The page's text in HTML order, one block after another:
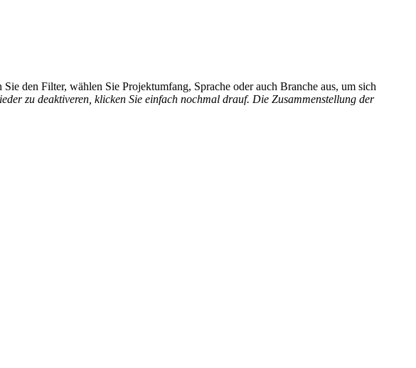
den Filter, wählen Sie Projektumfang, Sprache oder auch Branche aus, um sich
zu deaktiveren, klicken Sie einfach nochmal drauf. Die Zusammenstellung der